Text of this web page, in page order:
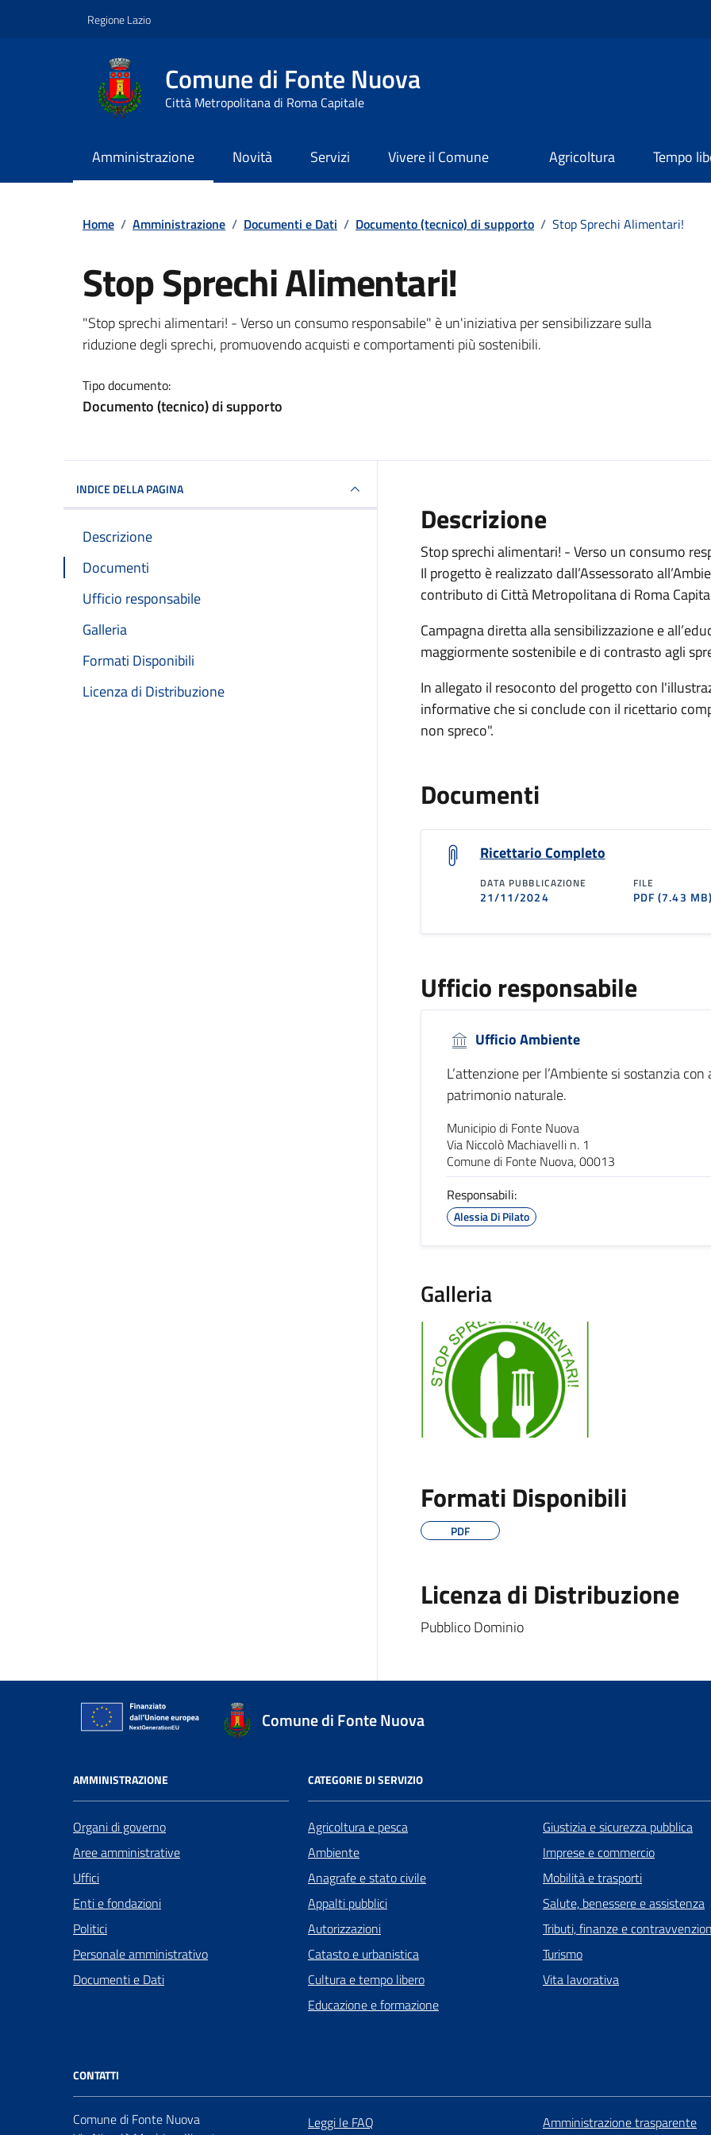
Regione Lazio
Comune di Fonte Nuova
Città Metropolitana di Roma Capitale
Amministrazione Novità Servizi Vivere il Comune Agricoltura Tempo
Home / Amministrazione / Documenti e Dati / Documento (tecnico) di supporto / Stop Sprechi Alimentari!
Stop Sprechi Alimentari!
Dettagli del documento
"Stop sprechi alimentari! - Verso un consumo responsabile" è un'iniziativa per sensibilizzare sulla
riduzione degli sprechi, promuovendo acquisti e comportamenti più sostenibili.
Tipo documento:
Documento (tecnico) di supporto
INDICE DELLA PAGINA
Descrizione
Documenti
Ufficio responsabile
Galleria
Formati Disponibili
Licenza di Distribuzione
Descrizione
Stop sprechi alimentari! - Verso un consumo
Il progetto è realizzato dall’Assessorato
contributo di Città Metropolitana di Roma
Campagna diretta alla sensibilizzazione e
maggiormente sostenibile e di contrasto agli
In allegato il resoconto del progetto con
informative che si conclude con il ricettario
non spreco".
Documenti
Ricettario Completo
DATA PUBBLICAZIONE
21/11/2024
FILE
PDF(7.43
Ufficio responsabile
Ufficio Ambiente
L’attenzione per l’Ambiente si sostanzia
patrimonio naturale.
Municipio di Fonte Nuova
Via Niccolò Machiavelli n. 1
Comune di Fonte Nuova, 00013
Responsabili:
Alessia Di Pilato
Galleria
Formati Disponibili
PDF
Licenza di Distribuzione
Pubblico Dominio
Comune di Fonte Nuova
AMMINISTRAZIONE
Organi di governo
Aree amministrative
Uffici
Enti e fondazioni
Politici
Personale amministrativo
Documenti e Dati
CATEGORIE DI SERVIZIO
Agricoltura e pesca
Ambiente
Anagrafe e stato civile
Appalti pubblici
Autorizzazioni
Catasto e urbanistica
Cultura e tempo libero
Educazione e formazione
Giustizia e sicurezza pubblica
Imprese e commercio
Mobilità e trasporti
Salute, benessere e assistenza
Tributi, finanze e
Turismo
Vita lavorativa
CONTATTI
Comune di Fonte Nuova
Leggi le FAQ Amministrazione trasparente